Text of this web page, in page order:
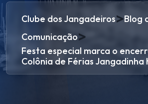
Clube dos Jangadeiros>Blog
Comunicação>
Festa especial marca o
Colônia de Férias Jangadinha